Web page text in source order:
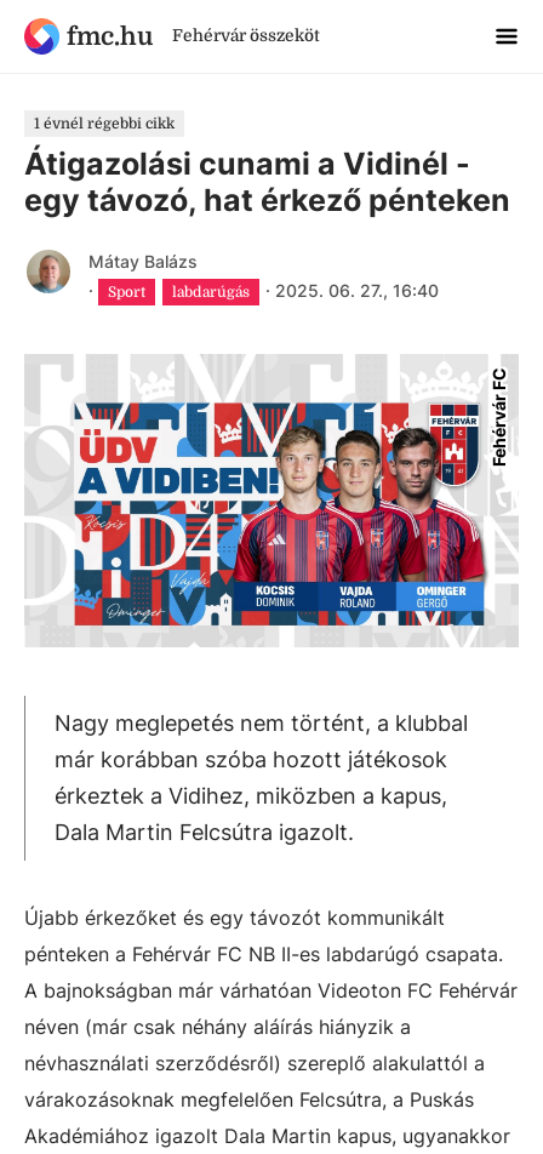
fmc.hu Fehérvár összeköt
1 évnél régebbi cikk
Átigazolási cunami a Vidinél -
egy távozó, hat érkező pénteken
Mátay Balázs
·
Sport labdarúgás · 2025. 06. 27., 16:40
Fehérvár FC
Nagy meglepetés nem történt, a klubbal
már korábban szóba hozott játékosok
érkeztek a Vidihez, miközben a kapus,
Dala Martin Felcsútra igazolt.
Újabb érkezőket és egy távozót kommunikált
pénteken a Fehérvár FC NB II-es labdarúgó csapata.
A bajnokságban már várhatóan Videoton FC Fehérvár
néven (már csak néhány aláírás hiányzik a
névhasználati szerződésről) szereplő alakulattól a
várakozásoknak megfelelően Felcsútra, a Puskás
Akadémiához igazolt Dala Martin kapus, ugyanakkor